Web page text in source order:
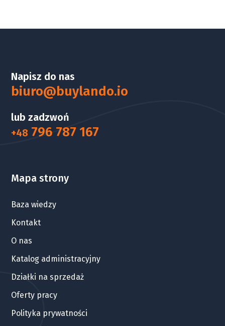
Napisz do nas
biuro@buylando.io
lub zadzwoń
+48 796 787 167
Mapa strony
Baza wiedzy
Kontakt
O nas
Katalog administracyjny
Działki na sprzedaż
Oferty pracy
Polityka prywatności